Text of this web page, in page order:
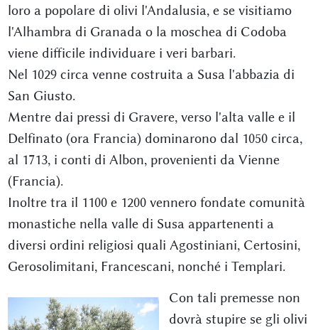
loro a popolare di olivi l'Andalusia, e se visitiamo
l'Alhambra di Granada o la moschea di Codoba
viene difficile individuare i veri barbari.
Nel 1029 circa venne costruita a Susa l'abbazia di
San Giusto.
Mentre dai pressi di Gravere, verso l'alta valle e il
Delfinato (ora Francia) dominarono dal 1050 circa,
al 1713, i conti di Albon, provenienti da Vienne
(Francia).
Inoltre tra il 1100 e 1200 vennero fondate comunità
monastiche nella valle di Susa appartenenti a
diversi ordini religiosi quali Agostiniani, Certosini,
Gerosolimitani, Francescani, nonché i Templari.
Con tali premesse non
dovrà stupire se gli olivi